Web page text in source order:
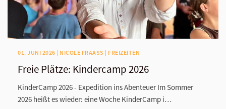
01. JUNI 2026 | NICOLE FRAASS | FREIZEITEN
Freie Plätze: Kindercamp 2026
KinderCamp 2026 - Expedition ins Abenteuer Im Sommer
2026 heißt es wieder: eine Woche KinderCamp i…